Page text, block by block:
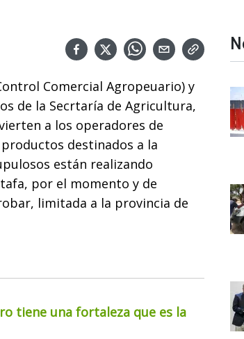
Comercial Agropeuario) y
de la Secrtaría de Agricultura,
a los operadores de
destinados a la
están realizando
por el momento y de
limitada a la provincia de
tiene una fortaleza que es la